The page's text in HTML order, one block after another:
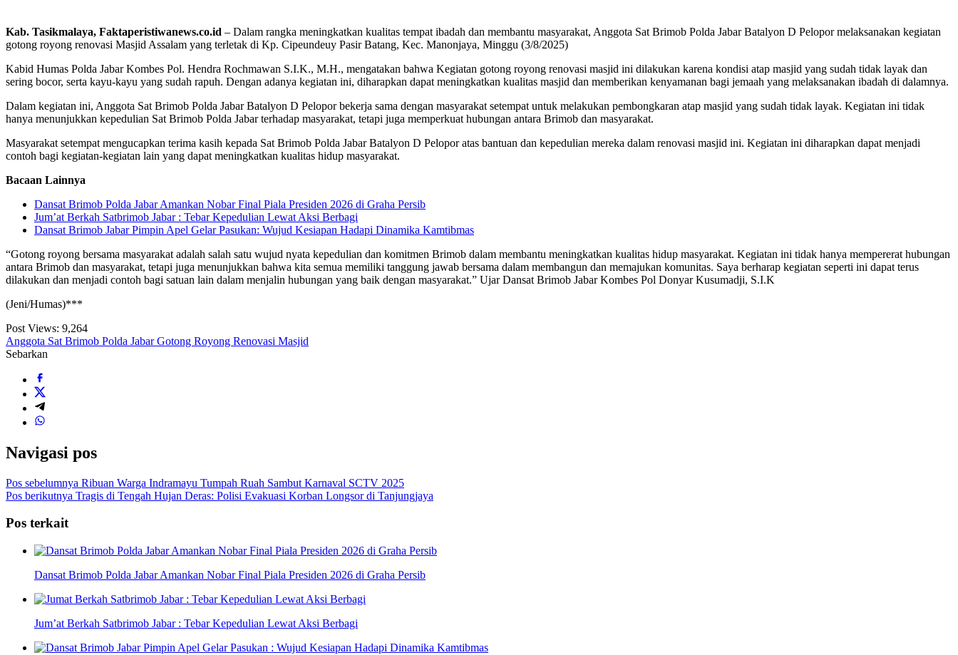
Kab. Tasikmalaya, Faktaperistiwanews.co.id – Dalam rangka meningkatkan kualitas tempat ibadah dan membantu masyarakat, Anggota Sat Brimob Polda Jabar Batalyon D Pelopor melaksanakan kegiatan
gotong royong renovasi Masjid Assalam yang terletak di Kp. Cipeundeuy Pasir Batang, Kec. Manonjaya, Minggu (3/8/2025)
Kabid Humas Polda Jabar Kombes Pol. Hendra Rochmawan S.I.K., M.H., mengatakan bahwa Kegiatan gotong royong renovasi masjid ini dilakukan karena kondisi atap masjid yang sudah tidak layak dan
sering bocor, serta kayu-kayu yang sudah rapuh. Dengan adanya kegiatan ini, diharapkan dapat meningkatkan kualitas masjid dan memberikan kenyamanan bagi jemaah yang melaksanakan ibadah di dalamnya.
Dalam kegiatan ini, Anggota Sat Brimob Polda Jabar Batalyon D Pelopor bekerja sama dengan masyarakat setempat untuk melakukan pembongkaran atap masjid yang sudah tidak layak. Kegiatan ini tidak
hanya menunjukkan kepedulian Sat Brimob Polda Jabar terhadap masyarakat, tetapi juga memperkuat hubungan antara Brimob dan masyarakat.
Masyarakat setempat mengucapkan terima kasih kepada Sat Brimob Polda Jabar Batalyon D Pelopor atas bantuan dan kepedulian mereka dalam renovasi masjid ini. Kegiatan ini diharapkan dapat menjadi
contoh bagi kegiatan-kegiatan lain yang dapat meningkatkan kualitas hidup masyarakat.
Bacaan Lainnya
Dansat Brimob Polda Jabar Amankan Nobar Final Piala Presiden 2026 di Graha Persib
Jum’at Berkah Satbrimob Jabar : Tebar Kepedulian Lewat Aksi Berbagi
Dansat Brimob Jabar Pimpin Apel Gelar Pasukan: Wujud Kesiapan Hadapi Dinamika Kamtibmas
“Gotong royong bersama masyarakat adalah salah satu wujud nyata kepedulian dan komitmen Brimob dalam membantu meningkatkan kualitas hidup masyarakat. Kegiatan ini tidak hanya mempererat hubungan
antara Brimob dan masyarakat, tetapi juga menunjukkan bahwa kita semua memiliki tanggung jawab bersama dalam membangun dan memajukan komunitas. Saya berharap kegiatan seperti ini dapat terus
dilakukan dan menjadi contoh bagi satuan lain dalam menjalin hubungan yang baik dengan masyarakat.” Ujar Dansat Brimob Jabar Kombes Pol Donyar Kusumadji, S.I.K
(Jeni/Humas)***
Post Views: 9,264
Anggota Sat Brimob Polda Jabar Gotong Royong Renovasi Masjid
Sebarkan
Navigasi pos
Pos sebelumnya Ribuan Warga Indramayu Tumpah Ruah Sambut Karnaval SCTV 2025
Pos berikutnya Tragis di Tengah Hujan Deras: Polisi Evakuasi Korban Longsor di Tanjungjaya
Pos terkait
Dansat Brimob Polda Jabar Amankan Nobar Final Piala Presiden 2026 di Graha Persib
Jum’at Berkah Satbrimob Jabar : Tebar Kepedulian Lewat Aksi Berbagi